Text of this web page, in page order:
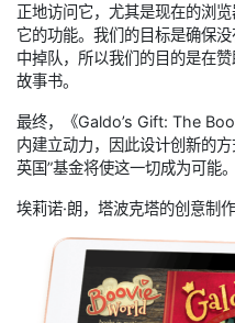
正地访问它，尤其是现在的浏
它的功能。我们的目标是确保
中掉队，所以我们的目的是在
故事书。
最终，《Galdo’s Gift: The
内建立动力，因此设计创新的
英国”基金将使这一切成为可能。
埃莉诺·朗，塔波克塔的创意制